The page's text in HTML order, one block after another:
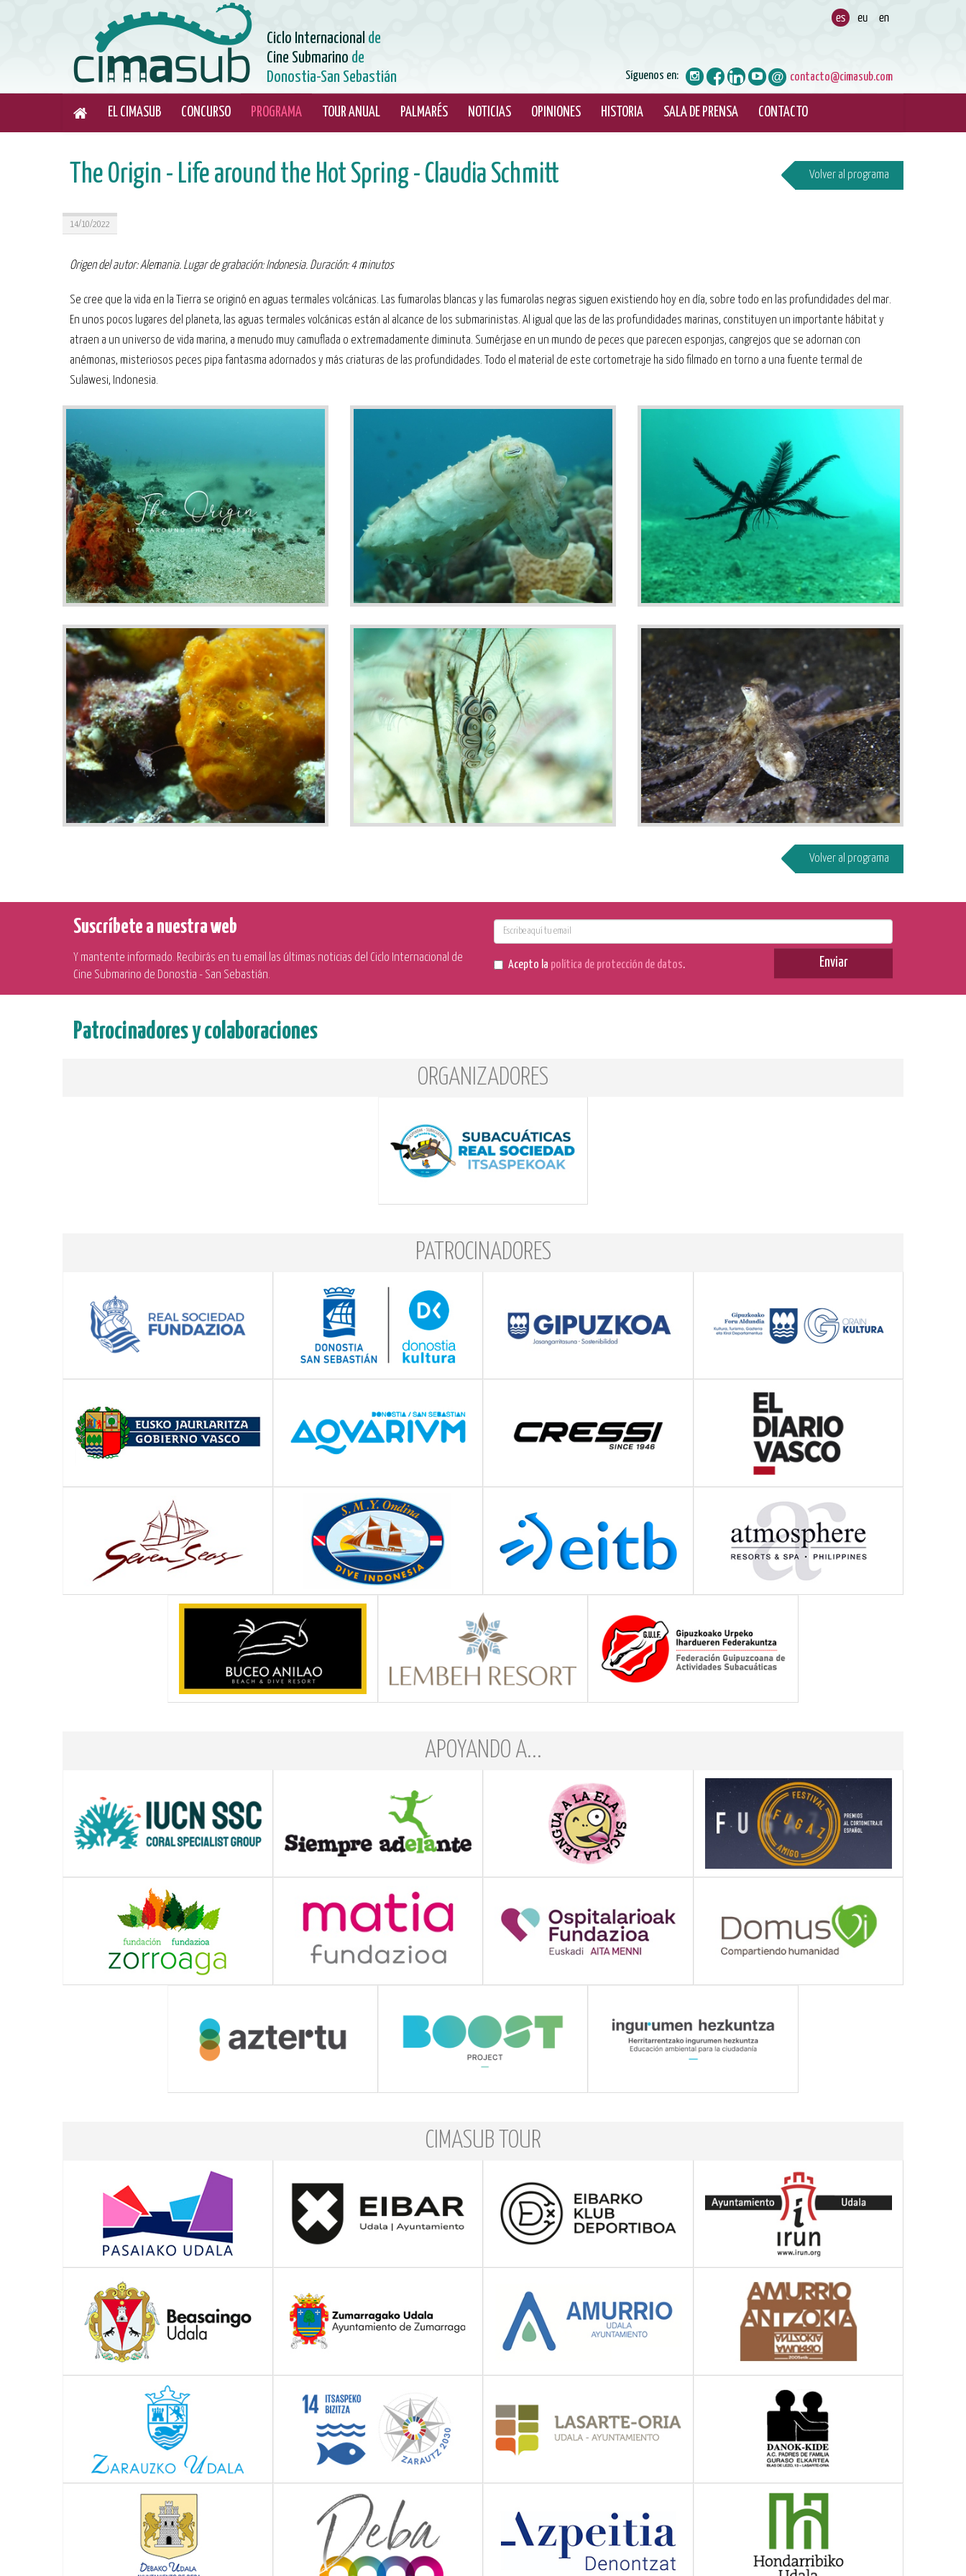
Ciclo Internacional de
Cine Submarino de
Donostia-San Sebastián
contacto@cimasub.com
Síguenos en:
EL CIMASUB CONCURSO PROGRAMA TOUR ANUAL PALMARÉS NOTICIAS OPINIONES HISTORIA SALA DE PRENSA CONTACTO
The Origin - Life around the Hot Spring - Claudia Schmitt Volver al programa
14/10/2022
Origen del autor: Alemania. Lugar de grabación: Indonesia. Duración: 4 minutos
Se cree que la vida en la Tierra se originó en aguas termales volcánicas. Las fumarolas blancas y las fumarolas negras siguen existiendo hoy en día, sobre todo en las profundidades del mar.
En unos pocos lugares del planeta, las aguas termales volcánicas están al alcance de los submarinistas. Al igual que las de las profundidades marinas, constituyen un importante hábitat y
atraen a un universo de vida marina, a menudo muy camuflada o extremadamente diminuta. Sumérjase en un mundo de peces que parecen esponjas, cangrejos que se adornan con
anémonas, misteriosos peces pipa fantasma adornados y más criaturas de las profundidades. Todo el material de este cortometraje ha sido filmado en torno a una fuente termal de
Sulawesi, Indonesia.
Volver al programa
Suscríbete a nuestra web
Y mantente informado. Recibirás en tu email las últimas noticias del Ciclo Internacional de
Cine Submarino de Donostia - San Sebastián.
Acepto la política de protección de datos. Enviar
Patrocinadores y colaboraciones
ORGANIZADORES
PATROCINADORES
APOYANDO A...
CIMASUB TOUR